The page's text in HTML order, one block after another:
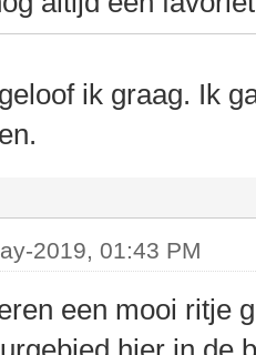
ik graag. Ik
2019, 01:43 PM
een mooi ritje